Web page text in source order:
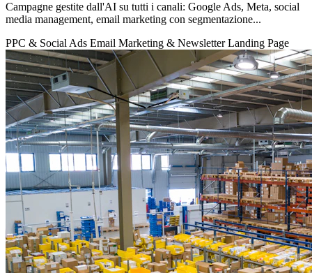
Campagne gestite dall'AI su tutti i canali: Google Ads, Meta, social
media management, email marketing con segmentazione...
PPC & Social Ads Email Marketing & NewsletterLanding Page